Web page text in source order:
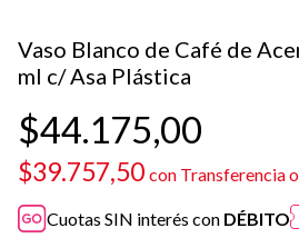
Vaso Blanco de Café de
ml c/ Asa Plástica
$44.175,00
$39.757,50 con Transferencia
Cuotas SIN interés con DÉBITO